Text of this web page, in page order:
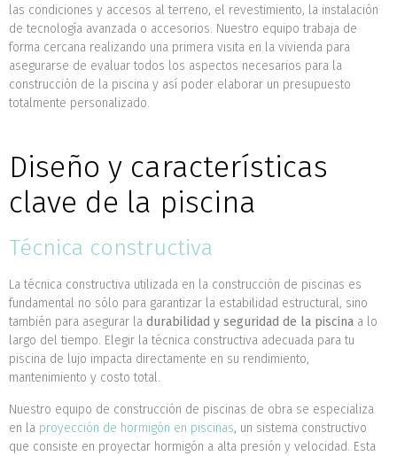
las condiciones y accesos al terreno, el revestimiento, la instalación
de tecnología avanzada o accesorios. Nuestro equipo trabaja de
forma cercana realizando una primera visita en la vivienda para
asegurarse de evaluar todos los aspectos necesarios para la
construcción de la piscina y así poder elaborar un presupuesto
totalmente personalizado.
Diseño y características
clave de la piscina
Técnica constructiva
La técnica constructiva utilizada en la construcción de piscinas es
fundamental no sólo para garantizar la estabilidad estructural, sino
también para asegurar la durabilidad y seguridad de la piscina a lo
largo del tiempo. Elegir la técnica constructiva adecuada para tu
piscina de lujo impacta directamente en su rendimiento,
mantenimiento y costo total.
Nuestro equipo de construcción de piscinas de obra se especializa
en la proyección de hormigón en piscinas, un sistema constructivo
que consiste en proyectar hormigón a alta presión y velocidad. Esta